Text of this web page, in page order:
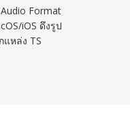
Format
iOS ดึงรูป
แหล่ง TS